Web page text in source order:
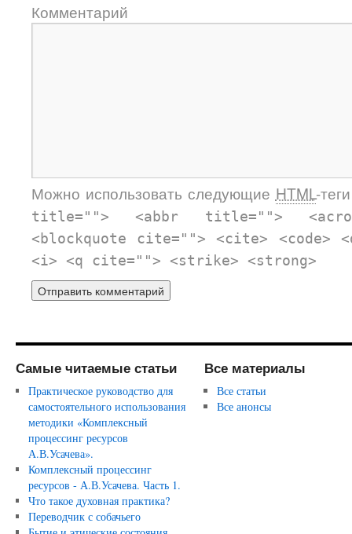
Комментарий
Можно использовать следующие HTML-
title=""> <abbr title="">
<blockquote cite=""> <cite> <code>
<i> <q cite=""> <strike> <strong>
Самые читаемые статьи
Практическое руководство для
самостоятельного использования
методики «Комплексный
процессинг ресурсов
А.В.Усачева».
Комплексный процессинг
ресурсов - А.В.Усачева. Часть 1.
Что такое духовная практика?
Переводчик с собачьего
Все материалы
Все статьи
Все анонсы